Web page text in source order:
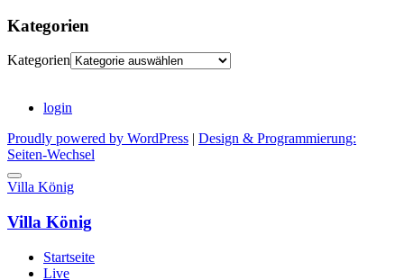
Kategorien
Kategorien
login
Proudly powered by WordPress
Design & Programmierung:
Seiten-Wechsel
Villa König
Villa König
Startseite
Live